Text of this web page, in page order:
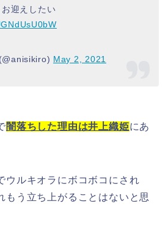
迎えしたい
May 2, 2021
闇落ちした理由は井上織姫にあ
ウルキオラにボコボコにされ
もう立ち上がることはないと思